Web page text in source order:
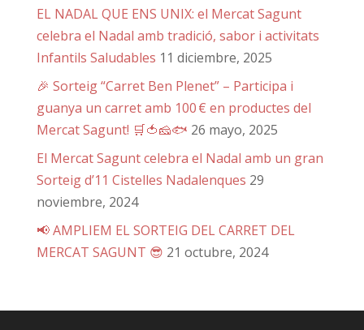
EL NADAL QUE ENS UNIX: el Mercat Sagunt
celebra el Nadal amb tradició, sabor i activitats
Infantils Saludables 11 diciembre, 2025
🎉 Sorteig “Carret Ben Plenet” – Participa i
guanya un carret amb 100 € en productes del
Mercat Sagunt! 🛒🍅🧀🐟 26 mayo, 2025
El Mercat Sagunt celebra el Nadal amb un gran
Sorteig d’11 Cistelles Nadalenques 29
noviembre, 2024
📢 AMPLIEM EL SORTEIG DEL CARRET DEL
MERCAT SAGUNT 😎 21 octubre, 2024